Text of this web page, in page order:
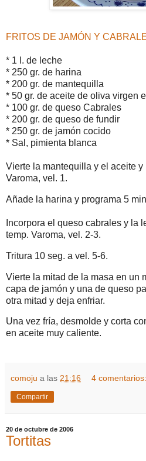
FRITOS DE JAMÓN Y
* 1 l. de leche
* 250 gr. de harina
* 200 gr. de mantequilla
* 50 gr. de aceite de oliva virgen
* 100 gr. de queso Cabrales
* 200 gr. de queso de fundir
* 250 gr. de jamón cocido
* Sal, pimienta blanca
Vierte la mantequilla y el aceite y
Varoma, vel. 1.
Añade la harina y programa 5
Incorpora el queso cabrales y la
temp. Varoma, vel. 2-3.
Tritura 10 seg. a vel. 5-6.
Vierte la mitad de la masa en un
capa de jamón y una de queso
otra mitad y deja enfriar.
Una vez fría, desmolde y corta
en aceite muy caliente.
comoju a las 21:16 4 comentarios:
Compartir
20 de octubre de 2006
Tortitas